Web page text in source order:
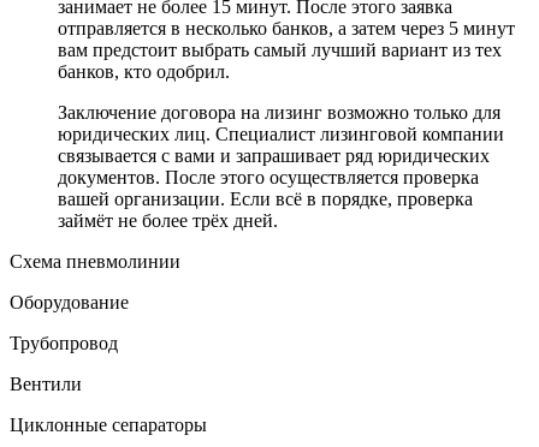
занимает не более 15 минут. После этого заявка
отправляется в несколько банков, а затем через 5 минут
вам предстоит выбрать самый лучший вариант из тех
банков, кто одобрил.
Заключение договора на лизинг возможно только для
юридических лиц. Специалист лизинговой компании
связывается с вами и запрашивает ряд юридических
документов. После этого осуществляется проверка
вашей организации. Если всё в порядке, проверка
займёт не более трёх дней.
Схема пневмолинии
Оборудование
Трубопровод
Вентили
Циклонные сепараторы